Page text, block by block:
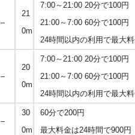
–
21
0m
7:00～21:00 20分で100円
21:00～7:00 60分で100円
24時間以内の利用で最大
–
20
0m
7:00～21:00 20分で100円
21:00～7:00 60分で100円
24時間以内の利用で最大
–
30
0m
60分で200円
最大料金は24時間で900円